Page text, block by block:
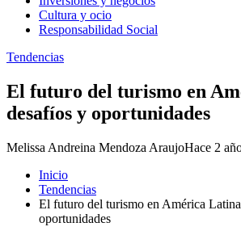
Cultura y ocio
Responsabilidad Social
Tendencias
El futuro del turismo en
desafíos y oportunidades
Melissa Andreina Mendoza AraujoHace 2
Inicio
Tendencias
El futuro del turismo en América
oportunidades